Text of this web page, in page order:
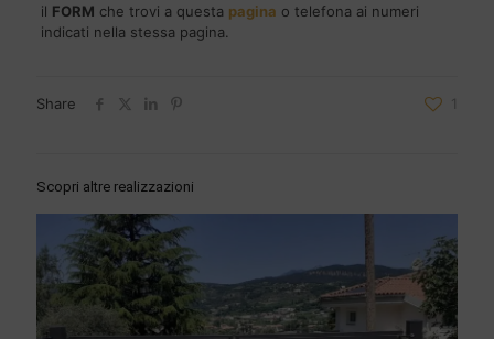
il FORM che trovi a questa pagina o telefona ai numeri
indicati nella stessa pagina.
Share 1
Scopri altre realizzazioni